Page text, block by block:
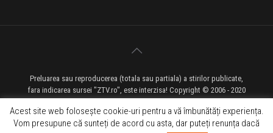
Preluarea sau reproducerea (totala sau partiala) a stirilor publicate,
fara indicarea sursei "ZTV.ro", este interzisa! Copyright © 2006 - 2020
Acest site web folosește cookie-uri pentru a vă îmbunătăți experiența.
Vom presupune că sunteți de acord cu asta, dar puteți renunța dacă